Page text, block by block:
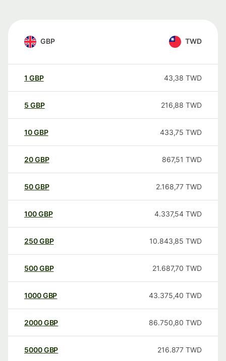
GBP TWD
1 GBP 43,38 TWD
5 GBP 216,88 TWD
10GBP 433,75 TWD
20GBP 867,51 TWD
50GBP 2.168,77 TWD
100GBP 4.337,54 TWD
250GBP 10.843,85 TWD
500GBP 21.687,70 TWD
1000GBP 43.375,40 TWD
2000GBP 86.750,80 TWD
5000GBP 216.877 TWD